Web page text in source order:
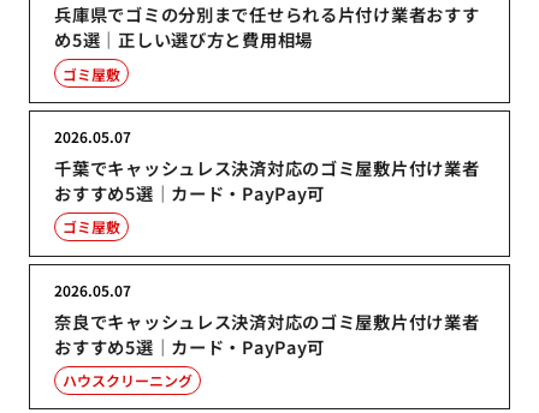
兵庫県でゴミの分別まで任せられる片付け業者おすす
め5選｜正しい選び方と費用相場
ゴミ屋敷
千葉でキャッシュレス決済対応のゴミ屋敷片付け業者
おすすめ5選｜カード・PayPay可
2026.05.07
ゴミ屋敷
奈良でキャッシュレス決済対応のゴミ屋敷片付け業者
おすすめ5選｜カード・PayPay可
2026.05.07
ハウスクリーニング